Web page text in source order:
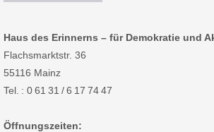
Haus des Erinnerns – für Demokratie und
Flachsmarktstr. 36
55116 Mainz
Tel. : 0 61 31 / 6 17 74 47
Öffnungszeiten: